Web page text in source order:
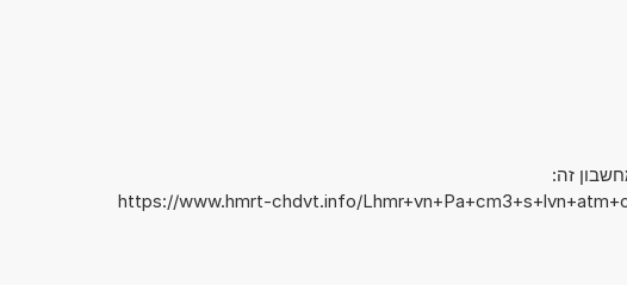
זה:
https://www.hmrt-chdvt.info/